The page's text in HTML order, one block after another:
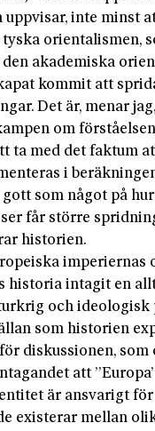
uppvisar, inte minst
tyska orientalismen,
akademiska
kommit att
Det är, menar
om
ta med det faktum
i
gott som något på
får större
historien.
imperiernas
historia intagit en
och ideologisk
som historien
diskussionen, som
att
är ansvarigt
existerar mellan